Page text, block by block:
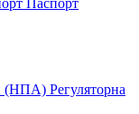
Паспорт
(НПА) Регуляторна